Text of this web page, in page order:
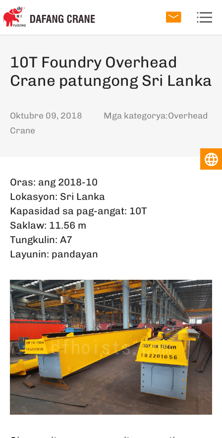
10T Foundry Overhead
Crane patungong Sri Lanka
Oktubre 09, 2018 Mga kategorya:Overhead
Crane
Oras: ang 2018-10
Lokasyon: Sri Lanka
Kapasidad sa pag-angat: 10T
Saklaw: 11.56 m
Tungkulin: A7
Layunin: pandayan